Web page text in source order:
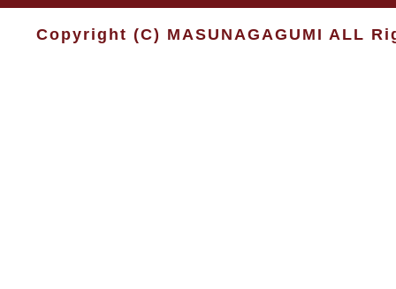
Copyright (C) MASUNAGAGUMI ALL